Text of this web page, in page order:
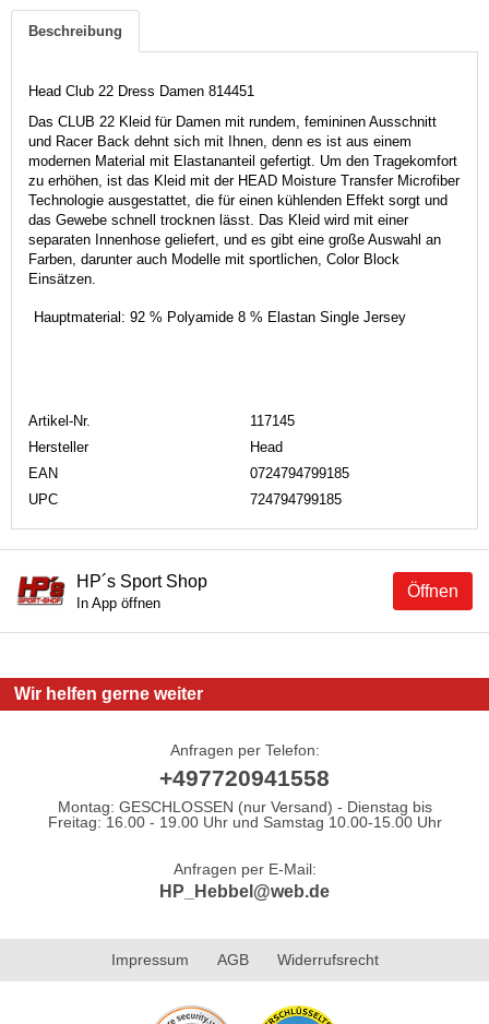
Beschreibung
Head Club 22 Dress Damen 814451
Das CLUB 22 Kleid für Damen mit rundem, femininen Ausschnitt
und Racer Back dehnt sich mit Ihnen, denn es ist aus einem
modernen Material mit Elastananteil gefertigt. Um den Tragekomfort
zu erhöhen, ist das Kleid mit der HEAD Moisture Transfer Microfiber
Technologie ausgestattet, die für einen kühlenden Effekt sorgt und
das Gewebe schnell trocknen lässt. Das Kleid wird mit einer
separaten Innenhose geliefert, und es gibt eine große Auswahl an
Farben, darunter auch Modelle mit sportlichen, Color Block
Einsätzen.
Hauptmaterial: 92 % Polyamide 8 % Elastan Single Jersey
Artikel-Nr.
117145
Hersteller
Head
EAN
0724794799185
UPC
724794799185
Öffnen
HP´s Sport Shop
In App öffnen
Wir helfen gerne weiter
Anfragen per Telefon:
+497720941558
Montag: GESCHLOSSEN (nur Versand) - Dienstag bis
Freitag: 16.00 - 19.00 Uhr und Samstag 10.00-15.00 Uhr
Anfragen per E-Mail:
HP_Hebbel@web.de
Impressum AGB Widerrufsrecht